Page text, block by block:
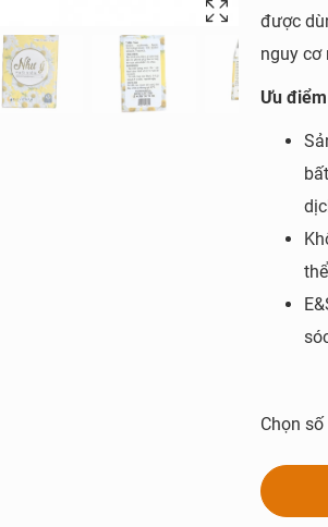
được
nguy cơ
Ưu
Chọn